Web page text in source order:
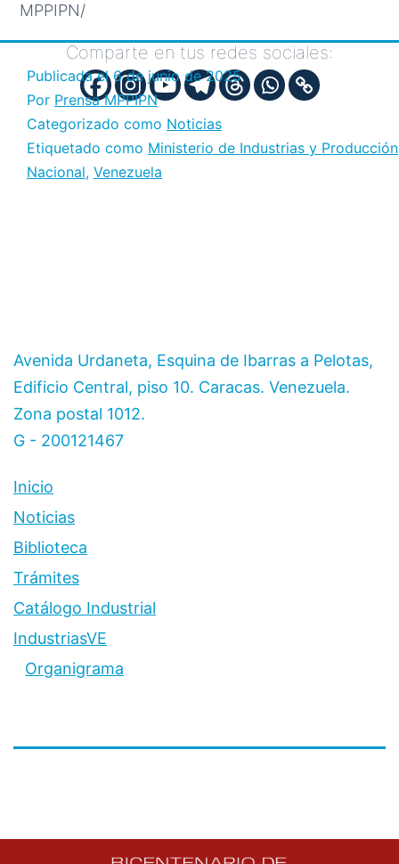
MPPIPN/
Comparte en tus redes sociales:
Publicada el6 de junio de 2025
Por Prensa MPPIPN
Categorizado como Noticias
Etiquetado como Ministerio de Industrias y Producción
Nacional, Venezuela
Avenida Urdaneta, Esquina de Ibarras a Pelotas,
Edificio Central, piso 10. Caracas. Venezuela.
Zona postal 1012.
G - 200121467
Inicio
Noticias
Biblioteca
Trámites
Catálogo Industrial
IndustriasVE
Organigrama